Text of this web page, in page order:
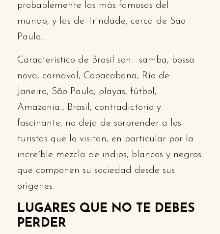
probablemente las más famosas del
mundo, y las de Trindade, cerca de Sao
Paulo...
Característico de Brasil son: samba, bossa
nova, carnaval, Copacabana, Río de
Janeiro, Săo Paulo, playas, fútbol,
Amazonia... Brasil, contradictorio y
fascinante, no deja de sorprender a los
turistas que lo visitan, en particular por la
increíble mezcla de indios, blancos y negros
que componen su sociedad desde sus
orígenes.
LUGARES QUE NO TE DEBES
PERDER